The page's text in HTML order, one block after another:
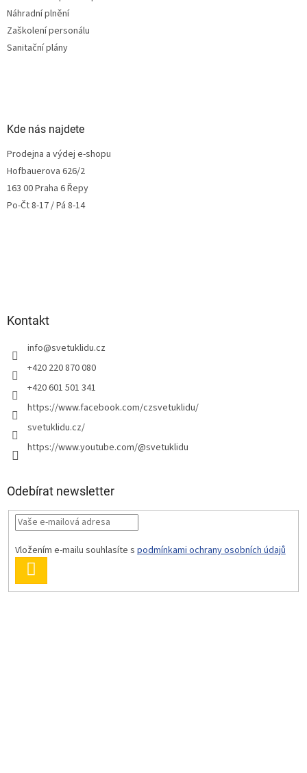
Náhradní plnění
Zaškolení personálu
Sanitační plány
Kde nás najdete
Prodejna a výdej e-shopu
Hofbauerova 626/2
163 00 Praha 6 Řepy
Po-Čt 8-17 / Pá 8-14
Kontakt
info@svetuklidu.cz
+420 220 870 080
+420 601 501 341
https://www.facebook.com/czsvetuklidu/
svetuklidu.cz/
https://www.youtube.com/@svetuklidu
Odebírat newsletter
Vložením e-mailu souhlasíte s podmínkami ochrany osobních údajů
SE